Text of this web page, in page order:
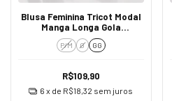
Blusa Feminina Tricot Modal
Manga Longa Gola
Trabalhada Azul
P/M G GG
R$109,90
6 x de R$18,32 sem juros